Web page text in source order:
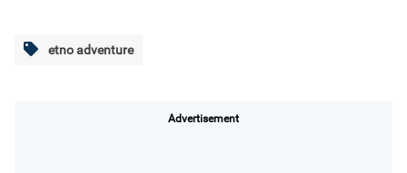
etno adventure
Advertisement